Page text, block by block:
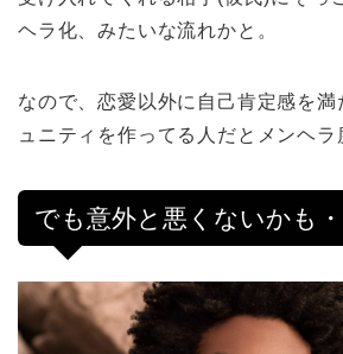
ヘラ化、みたいな流れかと。
なので、恋愛以外に自己肯定感を満
ュニティを作ってる人だとメンヘラ
でも意外と悪くないかも・